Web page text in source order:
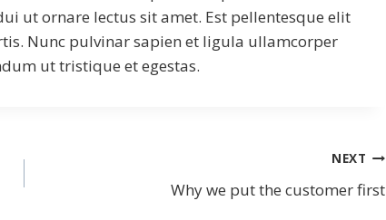
ut ornare lectus sit amet. Est pellentesque elit
Nunc pulvinar sapien et ligula ullamcorper
ut tristique et egestas.
NEXT
Why we put the customer first